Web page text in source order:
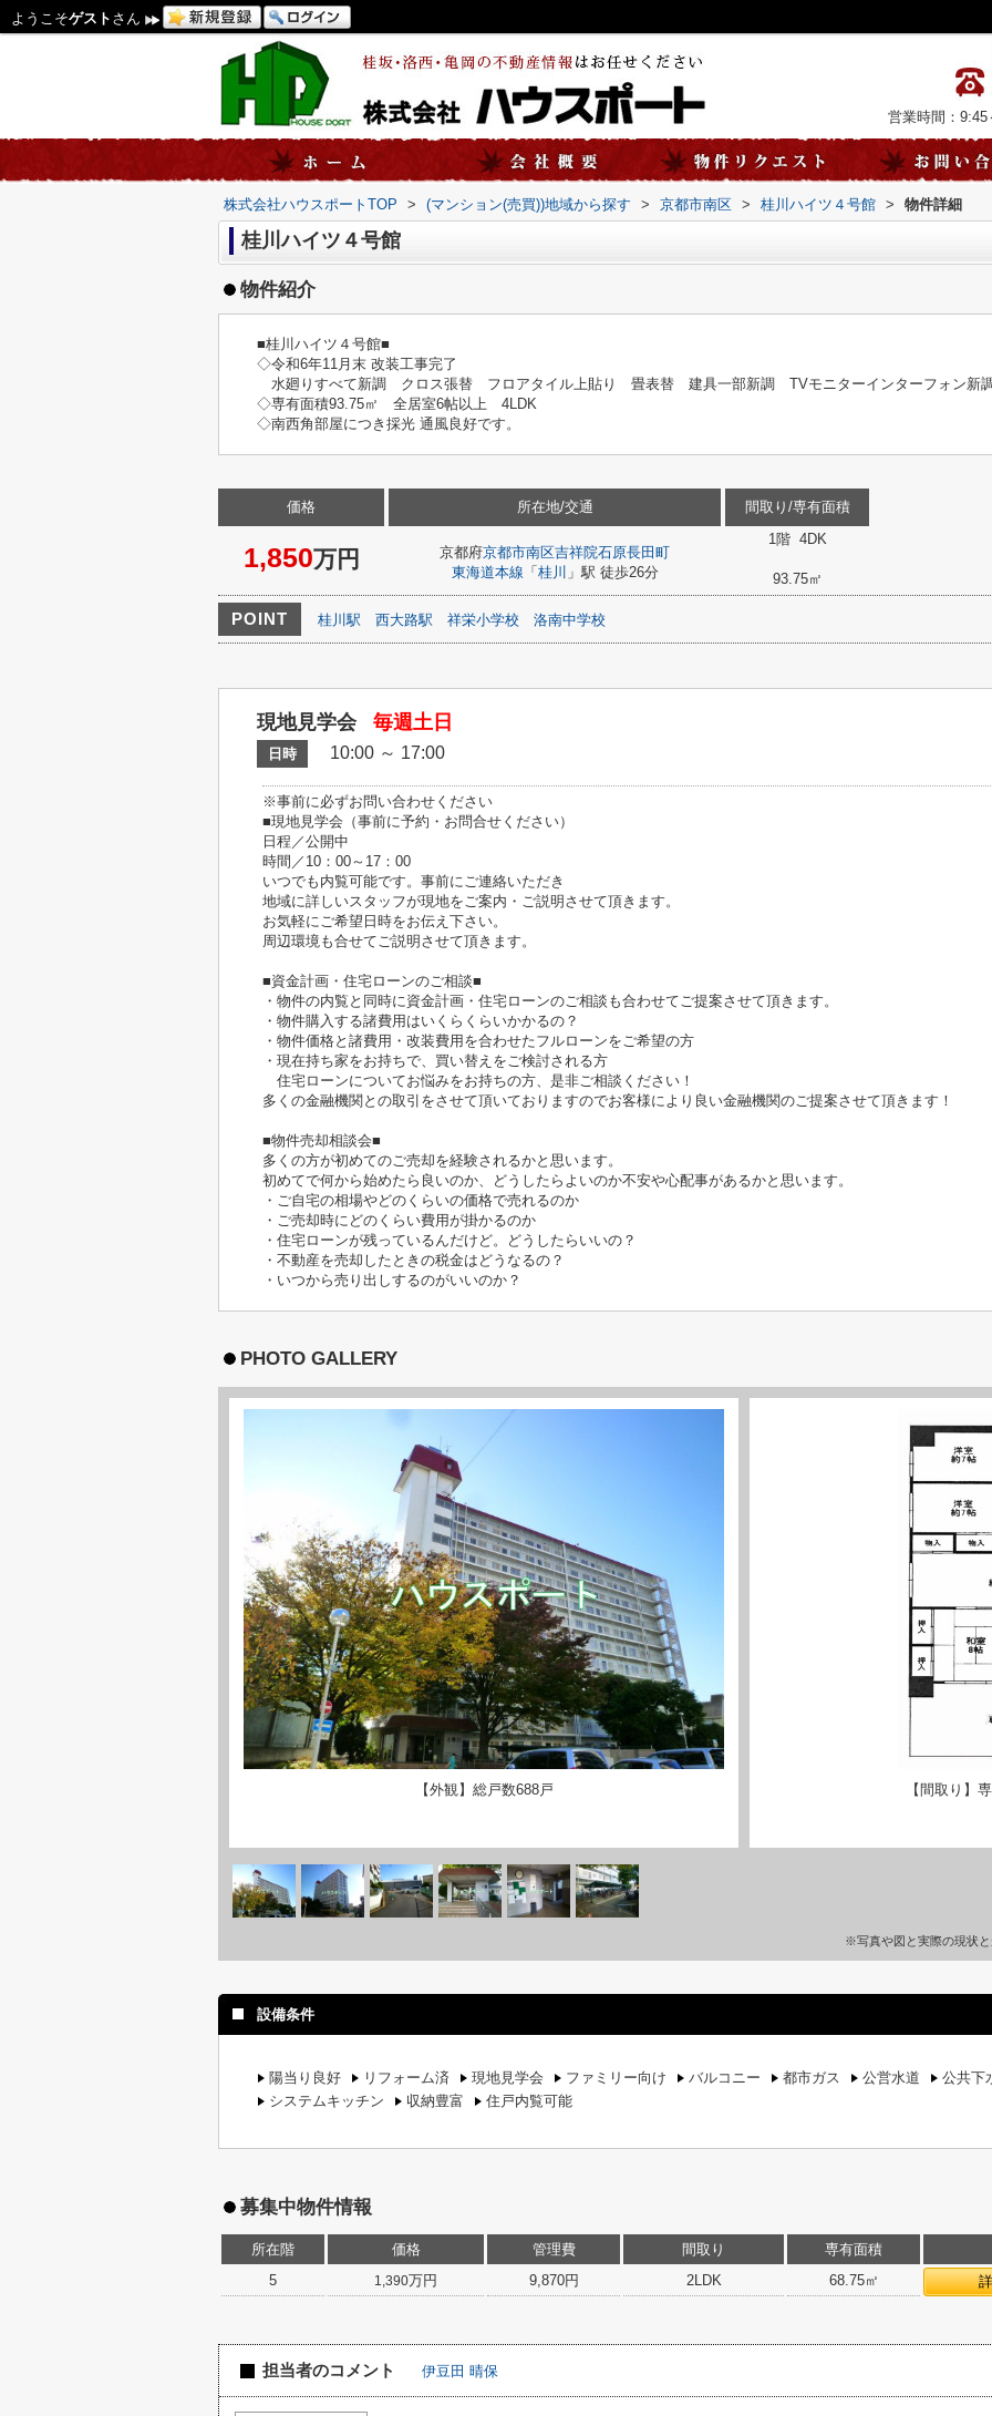
ようこそゲスト さん
営業時間：9:45
株式会社ハウスポートTOP > (マンション(売買))地域から探す > 京都市南区 > 桂川ハイツ４号館 > 物件詳細
桂川ハイツ４号館
物件紹介
■桂川ハイツ４号館■
◇令和6年11月末 改装工事完了
水廻りすべて新調 クロス張替 フロアタイル上貼り 畳表替 建具一部新調 TVモニターインターフォ
◇専有面積93.75㎡ 全居室6帖以上 4LDK
◇南西角部屋につき採光 通風良好です。
価格
1,850万円
所在地/交通
京都府京都市南区吉祥院石原長田町
東海道本線 「 桂川 」駅 徒歩26分
間取り/専有面積
1階 4DK
93.75㎡
POINT 桂川駅 西大路駅 祥栄小学校 洛南中学校
現地見学会 毎週土日
日時 10:00 ～ 17:00
※事前に必ずお問い合わせください
■現地見学会（事前に予約・お問合せください）
日程／公開中
時間／10：00～17：00
いつでも内覧可能です。事前にご連絡いただき
地域に詳しいスタッフが現地をご案内・ご説明させて頂きます。
お気軽にご希望日時をお伝え下さい。
周辺環境も合せてご説明させて頂きます。
■資金計画・住宅ローンのご相談■
・物件の内覧と同時に資金計画・住宅ローンのご相談も合わせてご提案させて頂きます。
・物件購入する諸費用はいくらくらいかかるの？
・物件価格と諸費用・改装費用を合わせたフルローンをご希望の方
・現在持ち家をお持ちで、買い替えをご検討される方
住宅ローンについてお悩みをお持ちの方、是非ご相談ください！
多くの金融機関との取引をさせて頂いておりますのでお客様により良い金融機関のご提案させて頂きます！
■物件売却相談会■
多くの方が初めてのご売却を経験されるかと思います。
初めてで何から始めたら良いのか、どうしたらよいのか不安や心配事があるかと思います。
・ご自宅の相場やどのくらいの価格で売れるのか
・ご売却時にどのくらい費用が掛かるのか
・住宅ローンが残っているんだけど。どうしたらいいの？
・不動産を売却したときの税金はどうなるの？
・いつから売り出しするのがいいのか？
PHOTO GALLERY
【外観】総戸数688戸 【間取り】
※写真や図と実際の現状
設備条件
陽当り良好 リフォーム済 現地見学会 ファミリー向け バルコニー 都市ガス 公営水道
公共下
システムキッチン
収納豊富 住戸内覧可能
募集中物件情報
所在階 価格 管理費 間取り
専有面積
5
1,390万円 9,870円 2LDK 68.75㎡
担当者のコメント 伊豆田 晴保